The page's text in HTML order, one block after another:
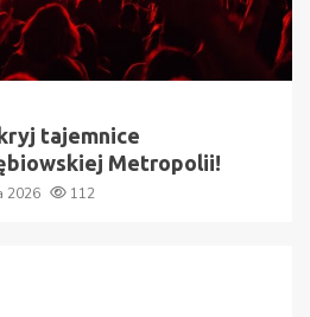
tajemnice
Metropolii!
2026 112